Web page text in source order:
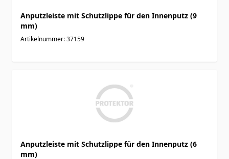
Anputzleiste mit Schutzlippe für den Innenputz (9
mm)
Artikelnummer: 37159
Anputzleiste mit Schutzlippe für den Innenputz (6
mm)